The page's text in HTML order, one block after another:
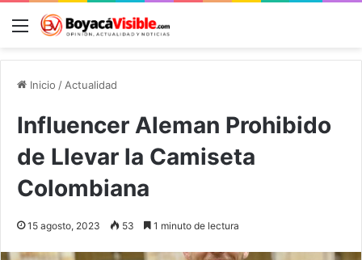
Menú
Inicio / Actualidad
Influencer Aleman Prohibido
de Llevar la Camiseta
Colombiana
15 agosto, 2023 53 1 minuto de lectura